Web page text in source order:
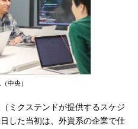
中央）
ミクステンドが提供するスケジ
した当初は、外資系の企業で仕